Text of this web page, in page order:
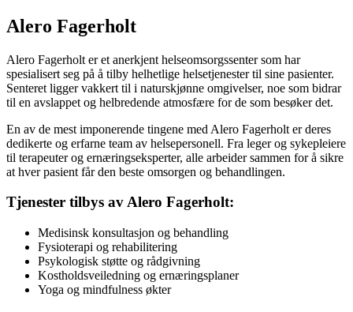
Alero Fagerholt
Alero Fagerholt er et anerkjent helseomsorgssenter som har
spesialisert seg på å tilby helhetlige helsetjenester til sine pasienter.
Senteret ligger vakkert til i naturskjønne omgivelser, noe som bidrar
til en avslappet og helbredende atmosfære for de som besøker det.
En av de mest imponerende tingene med Alero Fagerholt er deres
dedikerte og erfarne team av helsepersonell. Fra leger og sykepleiere
til terapeuter og ernæringseksperter, alle arbeider sammen for å sikre
at hver pasient får den beste omsorgen og behandlingen.
Tjenester tilbys av Alero Fagerholt:
Medisinsk konsultasjon og behandling
Fysioterapi og rehabilitering
Psykologisk støtte og rådgivning
Kostholdsveiledning og ernæringsplaner
Yoga og mindfulness økter